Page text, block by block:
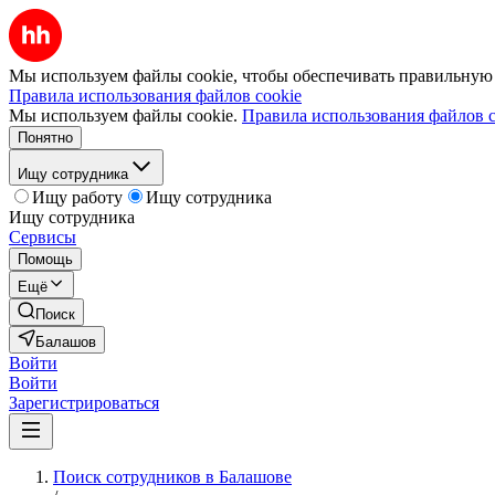
Мы используем файлы cookie, чтобы обеспечивать правильную
Правила использования файлов cookie
Мы используем файлы cookie. Правила использования файлов
Понятно
Ищу сотрудника
Ищу работу
Ищу сотрудника
Ищу сотрудника
Сервисы
Помощь
Ещё
Поиск
Балашов
Войти
Войти
Зарегистрироваться
Поиск сотрудников в Балашове